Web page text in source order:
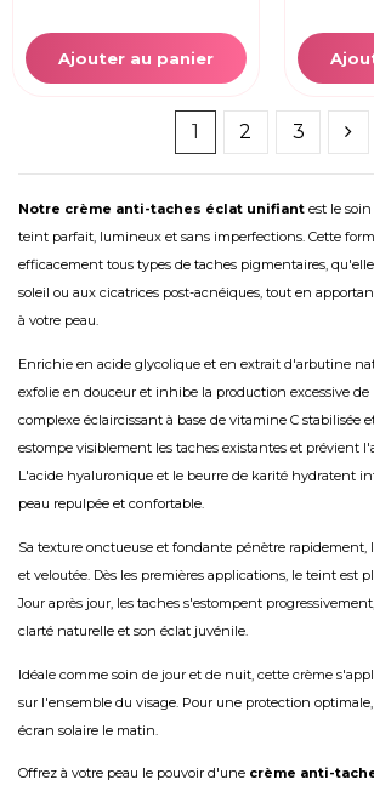
Ajouter au panier
1 2 3
Notre crème anti-taches éclat unifiant est le
teint parfait, lumineux et sans imperfections. Cette
efficacement tous types de taches pigmentaires,
soleil ou aux cicatrices post-acnéiques, tout en
à votre peau.
Enrichie en acide glycolique et en extrait d'arbutine
exfolie en douceur et inhibe la production excessive de
complexe éclaircissant à base de vitamine C stabilisée
estompe visiblement les taches existantes et prévient
L'acide hyaluronique et le beurre de karité hydratent
peau repulpée et confortable.
Sa texture onctueuse et fondante pénètre rapidement,
et veloutée. Dès les premières applications, le teint est
Jour après jour, les taches s'estompent
clarté naturelle et son éclat juvénile.
Idéale comme soin de jour et de nuit, cette crème
sur l'ensemble du visage. Pour une protection
écran solaire le matin.
Offrez à votre peau le pouvoir d'une crème anti-